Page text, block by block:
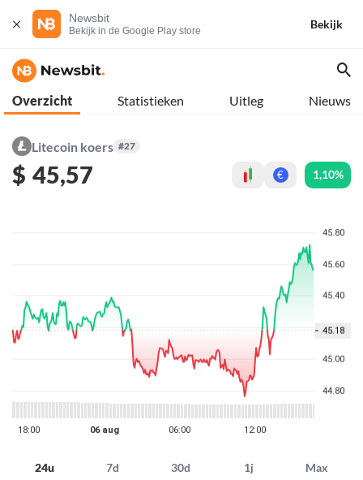
Newsbit
Bekijk in de Google Play store
Bekijk
Overzicht Statistieken Uitleg Nieuws
Litecoin koers #27
$ 45,57 € 1,10%
24u 7d 30d 1j Max